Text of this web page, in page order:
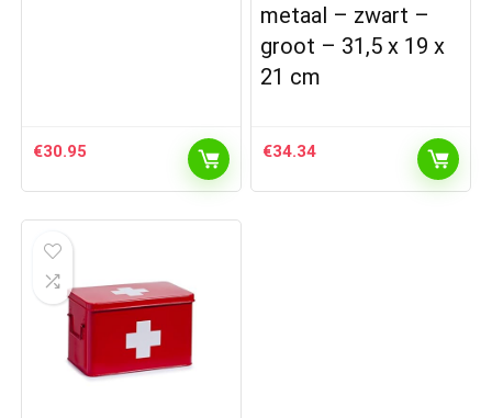
€30.95
metaal – zwart –
groot – 31,5 x 19 x
21 cm
€34.34